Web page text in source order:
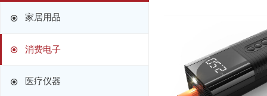
家居用品
消费电子
医疗仪器